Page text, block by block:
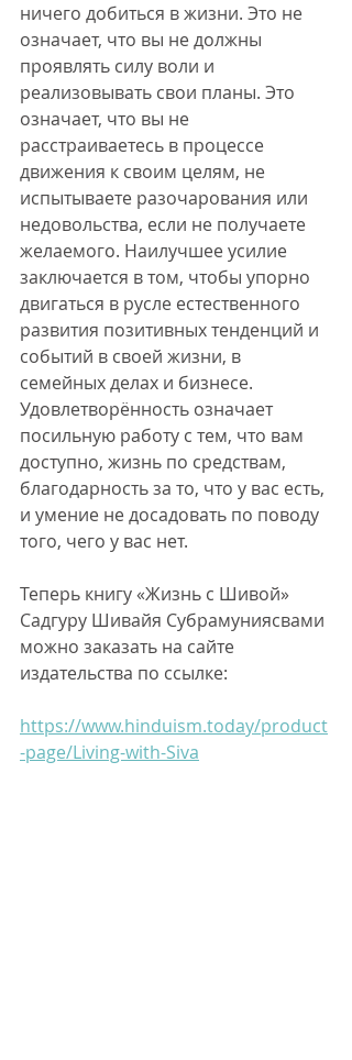
ничего добиться в жизни. Это не
означает, что вы не должны
проявлять силу воли и
реализовывать свои планы. Это
означает, что вы не
расстраиваетесь в процессе
движения к своим целям, не
испытываете разочарования или
недовольства, если не получаете
желаемого. Наилучшее усилие
заключается в том, чтобы упорно
двигаться в русле естественного
развития позитивных тенденций и
событий в своей жизни, в
семейных делах и бизнесе.
Удовлетворённость означает
посильную работу с тем, что вам
доступно, жизнь по средствам,
благодарность за то, что у вас есть,
и умение не досадовать по поводу
того, чего у вас нет.
Теперь книгу «Жизнь с Шивой»
Садгуру Шивайя Субрамуниясвами
можно заказать на сайте
издательства по ссылке:
https://www.hinduism.today/product
-page/Living-with-Siva